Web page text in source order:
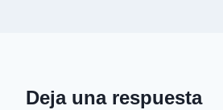
Deja una respuesta